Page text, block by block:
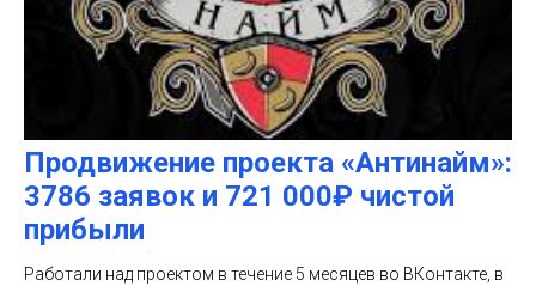
Продвижение проекта «Антинайм»:
3786 заявок и 721 000₽ чистой
прибыли
Работали над проектом в течение 5 месяцев во ВКонтакте, в